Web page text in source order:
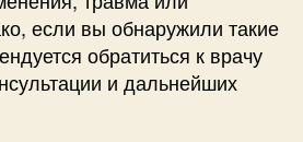
если вы обнаружили такие
обратиться к врачу
и дальнейших